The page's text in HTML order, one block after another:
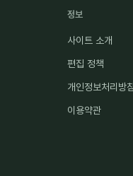
정보
사이트 소개
편집 정책
개인정보처리방침
이용약관